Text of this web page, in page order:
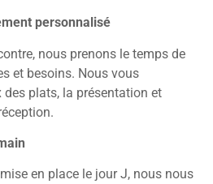
personnalisé
nous prenons le temps de
et besoins. Nous vous
plats, la présentation et
en place le jour J, nous nous